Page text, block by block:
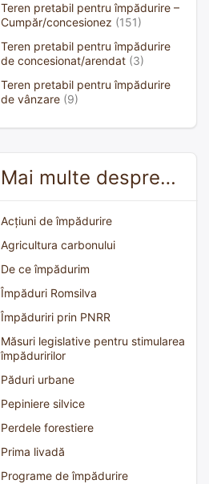
Teren pretabil pentru împădurire –
Cumpăr/concesionez (151)
Teren pretabil pentru împădurire
de concesionat/arendat (3)
Teren pretabil pentru împădurire
de vânzare (9)
Mai multe despre…
Acțiuni de împădurire
Agricultura carbonului
De ce împădurim
Împăduri Romsilva
Împăduriri prin PNRR
Măsuri legislative pentru stimularea
împăduririlor
Păduri urbane
Pepiniere silvice
Perdele forestiere
Prima livadă
Programe de împădurire